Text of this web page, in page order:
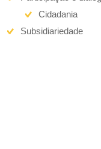
Cidadania
Subsidiariedade